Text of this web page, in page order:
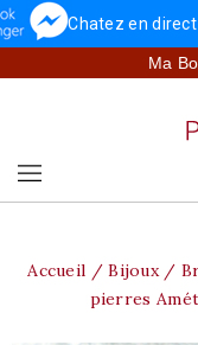
Chatez en
Ma
Accueil Bijoux
pierres